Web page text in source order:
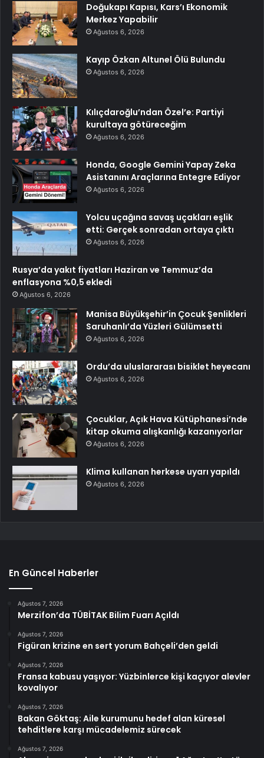
Doğukapı Kapısı, Kars’ı Ekonomik
Merkez Yapabilir
Ağustos 6, 2026
Kayıp Özkan Altunel Ölü Bulundu
Ağustos 6, 2026
Kılıçdaroğlu’ndan Özel’e: Partiyi
kurultaya götüreceğim
Ağustos 6, 2026
Honda, Google Gemini Yapay Zeka
Asistanını Araçlarına Entegre Ediyor
Ağustos 6, 2026
Yolcu uçağına savaş uçakları eşlik
etti: Gerçek sonradan ortaya çıktı
Ağustos 6, 2026
Rusya’da yakıt fiyatları Haziran ve Temmuz’da
enflasyona %0,5 ekledi
Ağustos 6, 2026
Manisa Büyükşehir’in Çocuk Şenlikleri
Saruhanlı’da Yüzleri Gülümsetti
Ağustos 6, 2026
Ordu’da uluslararası bisiklet heyecanı
Ağustos 6, 2026
Çocuklar, Açık Hava Kütüphanesi’nde
kitap okuma alışkanlığı kazanıyorlar
Ağustos 6, 2026
Klima kullanan herkese uyarı yapıldı
Ağustos 6, 2026
En Güncel Haberler
Ağustos 7, 2026
Merzifon’da TÜBİTAK Bilim Fuarı Açıldı
Ağustos 7, 2026
Figüran krizine en sert yorum Bahçeli’den geldi
Ağustos 7, 2026
Fransa kabusu yaşıyor: Yüzbinlerce kişi kaçıyor alevler
kovalıyor
Ağustos 7, 2026
Bakan Göktaş: Aile kurumunu hedef alan küresel
tehditlere karşı mücadelemiz sürecek
Ağustos 7, 2026